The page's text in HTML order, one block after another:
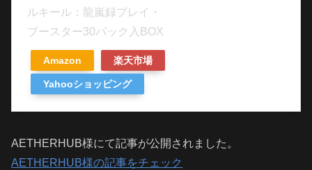
ルキール：龍嵐録プレイ・
ブースター30パック入BOX
Amazon 楽天市場
Yahooショッピング
AETHERHUB様にて記事が公開されました。
AETHERHUB様の記事をチェック